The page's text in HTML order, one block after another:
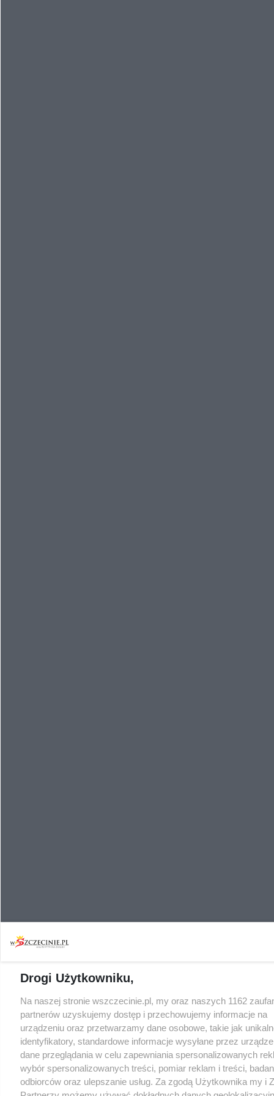
Drogi Użytkowniku,
Na naszej stronie wszczecinie.pl, my oraz naszych 1162
partnerów uzyskujemy dostęp i przechowujemy informacje na
urządzeniu oraz przetwarzamy dane osobowe, takie jak
identyfikatory, standardowe informacje wysyłane przez
dane przeglądania w celu zapewniania spersonalizowanych
wybór spersonalizowanych treści, pomiar reklam i treści,
odbiorców oraz ulepszanie usług. Za zgodą Użytkownika my i